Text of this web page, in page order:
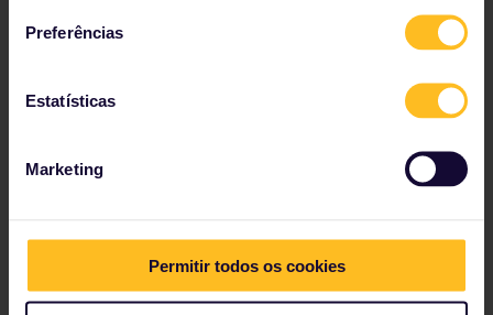
Preferências
Estatísticas
Marketing
Permitir todos os cookies
Praha.